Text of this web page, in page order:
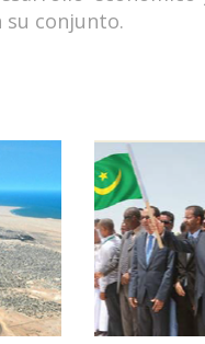
su conjunto.